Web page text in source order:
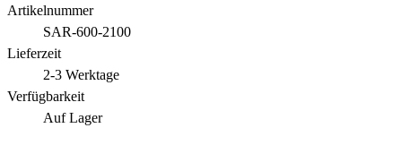
Artikelnummer
SAR-600-2100
Lieferzeit
2-3 Werktage
Verfügbarkeit
Auf Lager